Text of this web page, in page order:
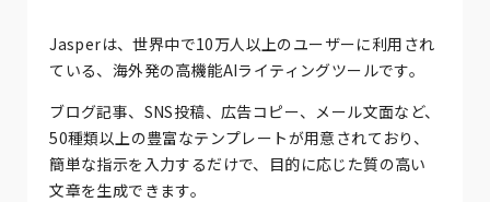
Jasperは、世界中で10万人以上のユーザーに利用され
ている、海外発の高機能AIライティングツールです。
ブログ記事、SNS投稿、広告コピー、メール文面など、
50種類以上の豊富なテンプレートが用意されており、
簡単な指示を入力するだけで、目的に応じた質の高い
文章を生成できます。